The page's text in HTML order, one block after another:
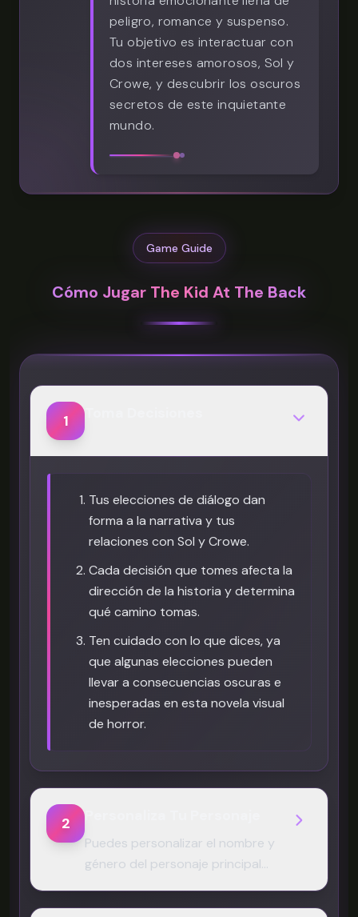
peligro, romance y suspenso.
Tu objetivo es interactuar con
dos intereses amorosos, Sol y
Crowe, y descubrir los oscuros
secretos de este inquietante
mundo.
Game Guide
Cómo Jugar The Kid At The Back
1
Tus elecciones de diálogo dan
forma a la narrativa y tus
relaciones con Sol y Crowe.
Cada decisión que tomes afecta la
dirección de la historia y determina
qué camino tomas.
Ten cuidado con lo que dices, ya
que algunas elecciones pueden
llevar a consecuencias oscuras e
inesperadas en esta novela visual
de horror.
2
Puedes personalizar el nombre y
género del personaje principal
experiencia más personal e